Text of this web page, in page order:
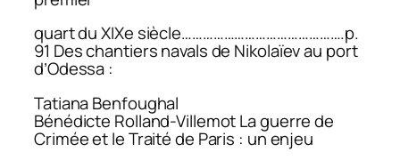
quart du XIXe siècle……………………………………….p.
91 Des chantiers navals de Nikolaïev au port
d’Odessa :
Tatiana Benfoughal
Bénédicte Rolland-Villemot La guerre de
Crimée et le Traité de Paris : un enjeu